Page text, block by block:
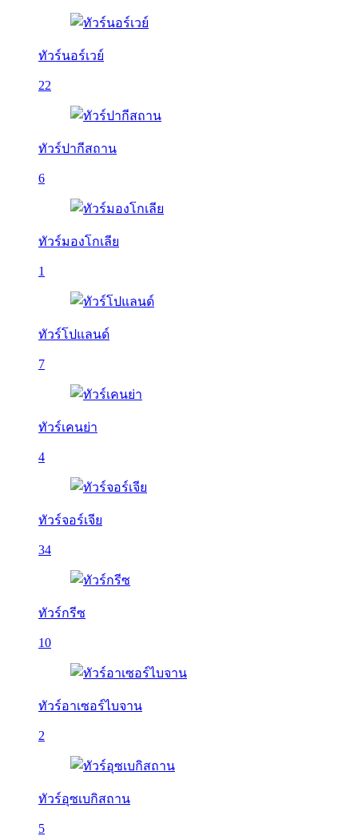
ทัวร์นอร์เวย์
22
ทัวร์ปากีสถาน
6
ทัวร์มองโกเลีย
1
ทัวร์โปแลนด์
7
ทัวร์เคนย่า
4
ทัวร์จอร์เจีย
34
ทัวร์กรีซ
10
ทัวร์อาเซอร์ไบจาน
2
ทัวร์อุซเบกิสถาน
5